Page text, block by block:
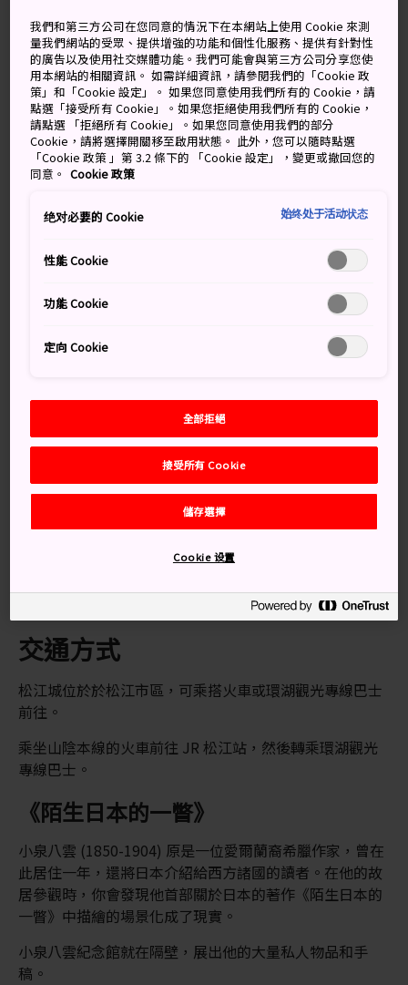
在 Google 地圖上檢視
取得轉乘資訊
關鍵字 地圖
八雲紀念館
這裡曾是中級武士之家，住宅鱗次櫛比，位於 松江城
護城河畔的鹽見繩手，以傳統外牆和門房相隔。級別最高
的武士則居住在護城河對岸的城堡中。
不過，這條街上最有名的居民並非武士，甚至根本不是日
萬勿錯過
小泉八雲故居和紀念館
18 世紀的明明庵茶館
交通方式
松江城位於於松江市區，可乘搭火車或環湖觀光專線巴士
前往。
乘坐山陰本線的火車前往 JR 松江站，然後轉乘環湖觀光
專線巴士。
《陌生日本的一瞥》
小泉八雲 (1850-1904) 原是一位愛爾蘭裔希臘作家，曾在
此居住一年，還將日本介紹給西方諸國的讀者。在他的故
居參觀時，你會發現他首部關於日本的著作《陌生日本的
一瞥》中描繪的場景化成了現實。
小泉八雲紀念館就在隔壁，展出他的大量私人物品和手
稿。
我們和第三方公司在您同意的情況下在本網站上使用 Cookie 來測
量我們網站的受眾、提供增強的功能和個性化服務、提供有針對性
的廣告以及使用社交媒體功能。我們可能會與第三方公司分享您使
用本網站的相關資訊。 如需詳細資訊，請參閱我們的「Cookie 政
策」和「Cookie 設定」。 如果您同意使用我們所有的 Cookie，請
點選「接受所有 Cookie」。如果您拒絕使用我們所有的 Cookie，
請點選 「拒絕所有 Cookie」。如果您同意使用我們的部分
Cookie，請將選擇開關移至啟用狀態。 此外，您可以隨時點選
「Cookie 政策 」第 3.2 條下的 「Cookie 設定」，變更或撤回您的
同意。 Cookie 政策
绝对必要的 Cookie 始终处于活动状态
性能 Cookie
功能 Cookie
定向 Cookie
全部拒絕
接受所有 Cookie
儲存選擇
Cookie 设置